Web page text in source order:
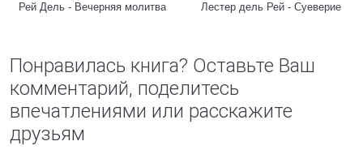
Рей Дель - Вечерняя молитва Лестер дель Рей - Суеверие
Понравилась книга? Оставьте Ваш
комментарий, поделитесь
впечатлениями или расскажите
друзьям